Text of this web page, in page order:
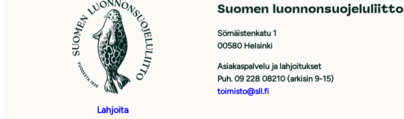
Lahjoita
Suomen luonnonsuojeluliitto
Sörnäistenkatu 1
00580 Helsinki
Asiakaspalvelu ja lahjoitukset
Puh. 09 228 08210 (arkisin 9-15)
toimisto@sll.fi